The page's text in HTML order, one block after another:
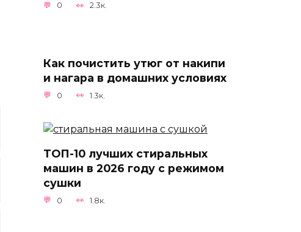
0 2.3к.
Как почистить утюг от накипи
и нагара в домашних условиях
0 1.3к.
ТОП-10 лучших стиральных
машин в 2026 году с режимом
сушки
0 1.8к.